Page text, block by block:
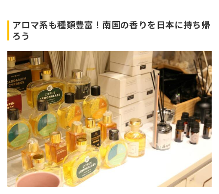
アロマ系も種類豊富！南国の香りを日本に持ち帰
ろう